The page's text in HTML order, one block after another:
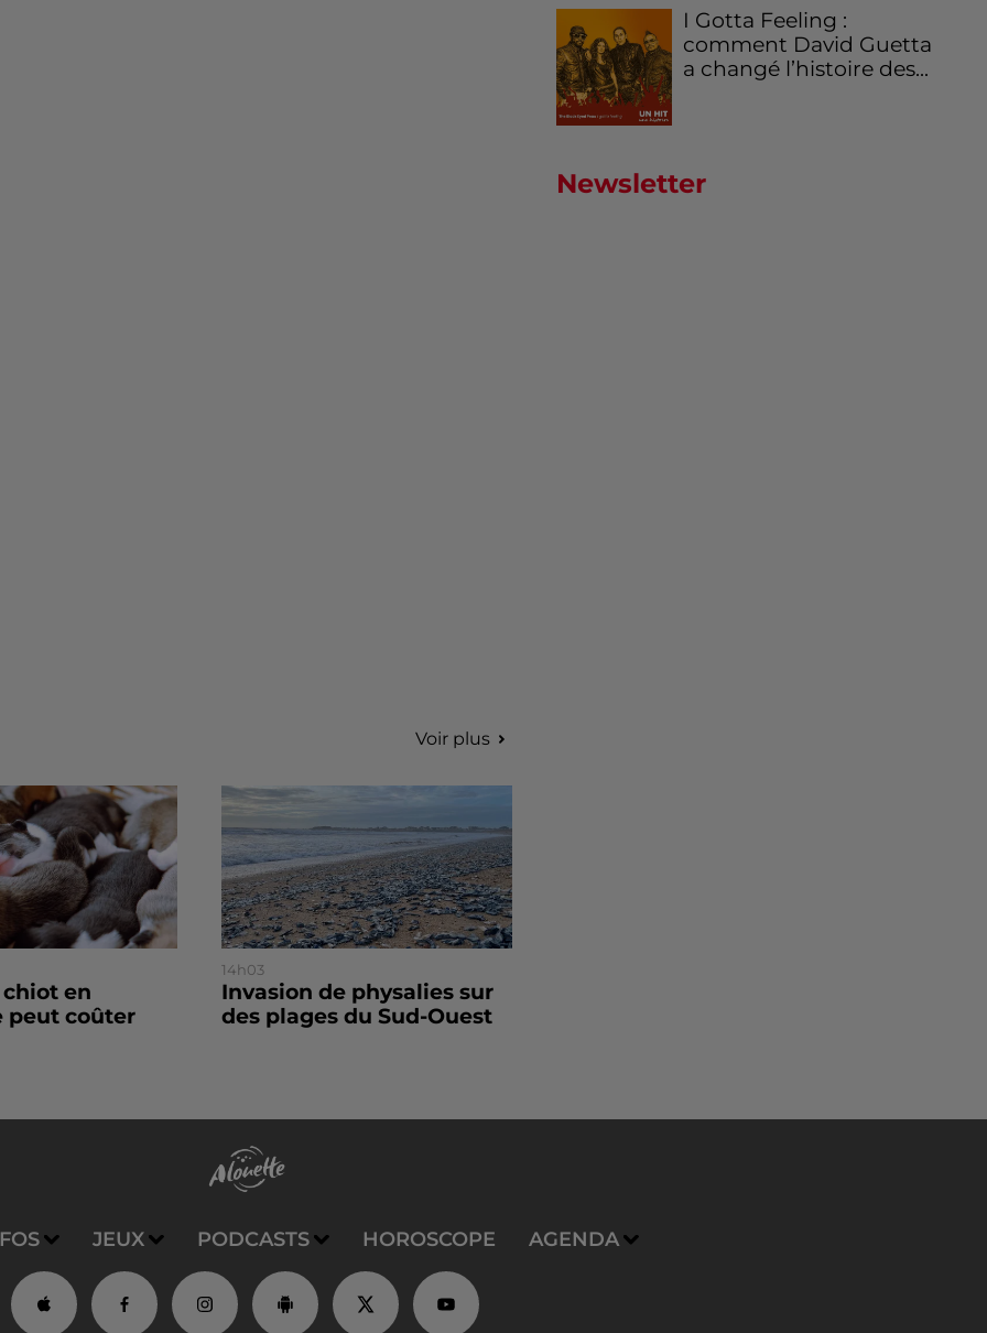
I Gotta Feeling :
comment David Guetta
a changé l’histoire des...
Newsletter
Voir plus
en
peut coûter
14h03
Invasion de physalies sur
des plages du Sud-Ouest
JEUX PODCASTS HOROSCOPE AGENDA